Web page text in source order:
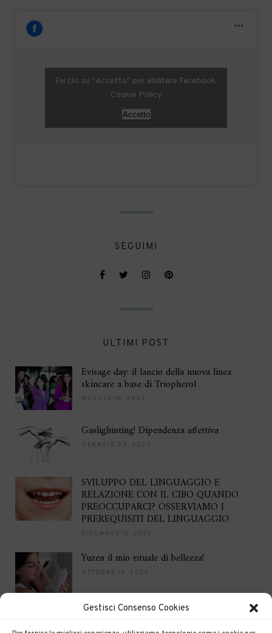
Gestisci Consenso Cookies
Fai clic su "Accetto" per abilitare Facebook
Cookie Policy
Accetto
SEGUIMI
ULTIMI POST
Evisage day: il lancio della nuova linea
skincare a base di Triopherol
MAGGIO 18, 2023
Gaslighinting! Dipendenza affettiva
GENNAIO 25, 2023
SVILUPPO DEL LINGUAGGIO E
RELAZIONE CON IL CIBO QUANDO
PREOCCUPARCI? OSSERVIAMO I
PREREQUISITI DEL LINGUAGGIO
DICEMBRE 12, 2022
Yuzen il mio rituale di bellezza!
OTTOBRE 10, 2022
DICEMBRE 16, 2021